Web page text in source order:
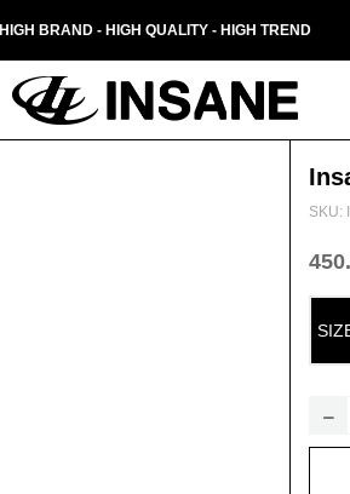
HIGH BRAND - HIGH QUALITY - HIGH TREND
SKU: